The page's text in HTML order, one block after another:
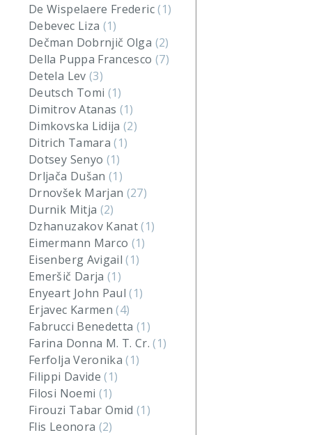
De Wispelaere Frederic(1)
Debevec Liza (1)
Dečman Dobrnjič Olga (2)
Della Puppa Francesco (7)
Detela Lev (3)
Deutsch Tomi (1)
Dimitrov Atanas (1)
Dimkovska Lidija(2)
Ditrich Tamara(1)
Dotsey Senyo (1)
Drljača Dušan(1)
Drnovšek Marjan (27)
Durnik Mitja (2)
Dzhanuzakov Kanat(1)
Eimermann Marco (1)
Eisenberg Avigail(1)
Emeršič Darja(1)
Enyeart John Paul(1)
Erjavec Karmen(4)
Fabrucci Benedetta (1)
Farina Donna M. T. Cr.(1)
Ferfolja Veronika(1)
Filippi Davide(1)
Filosi Noemi (1)
Firouzi Tabar Omid (1)
Flis Leonora (2)